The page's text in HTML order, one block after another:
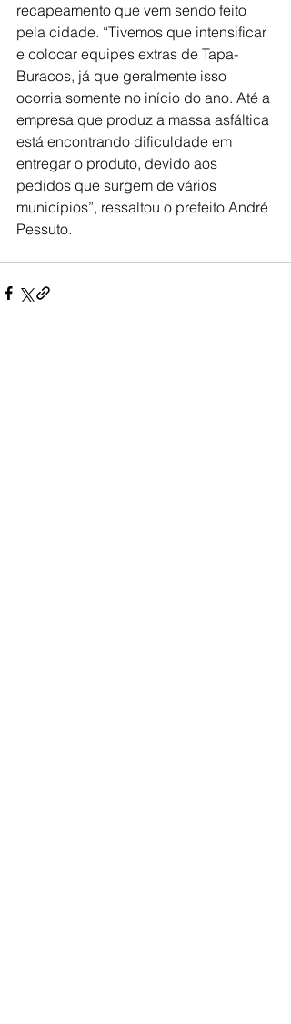
recapeamento que vem sendo feito
pela cidade. “Tivemos que intensificar
e colocar equipes extras de Tapa-
Buracos, já que geralmente isso
ocorria somente no início do ano. Até a
empresa que produz a massa asfáltica
está encontrando dificuldade em
entregar o produto, devido aos
pedidos que surgem de vários
municípios”, ressaltou o prefeito André
Pessuto.